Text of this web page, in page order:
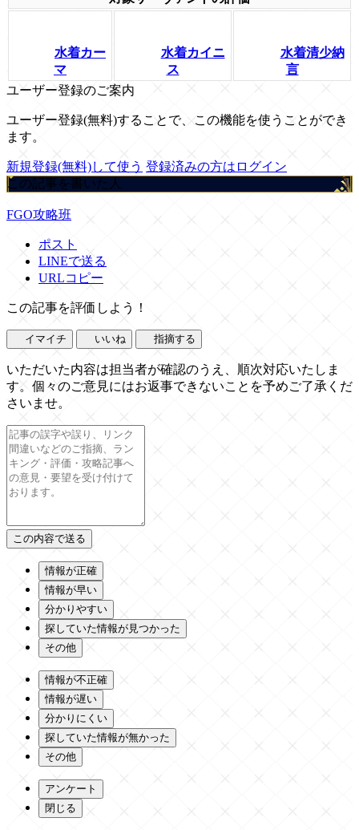
水着カー
マ
水着カイニ
ス
水着清少納
言
ユーザー登録のご案内
ユーザー登録(無料)することで、この機能を使うことができ
ます。
新規登録(無料)して使う 登録済みの方はログイン
この記事を書いた人
FGO攻略班
ポスト
LINEで送る
URLコピー
この記事を評価しよう！
イマイチ いいね 指摘する
いただいた内容は担当者が確認のうえ、順次対応いたしま
す。個々のご意見にはお返事できないことを予めご了承くだ
さいませ。
情報が正確
情報が早い
分かりやすい
探していた情報が見つかった
その他
情報が不正確
情報が遅い
分かりにくい
探していた情報が無かった
その他
アンケート
閉じる